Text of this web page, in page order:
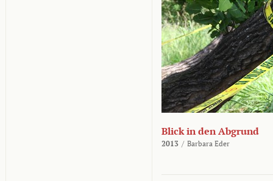
Blick in den Abgrund
2013 / Barbara Eder